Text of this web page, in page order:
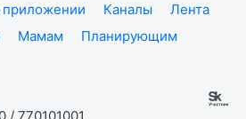
приложении Каналы
Лента
Мамам
Планирующим